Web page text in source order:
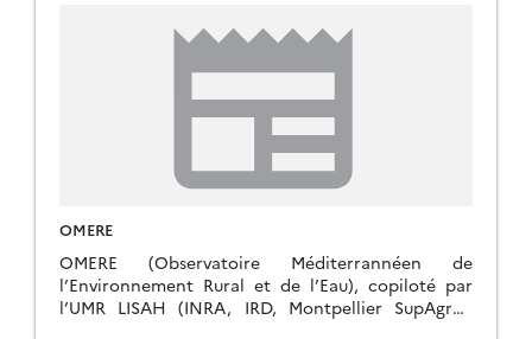
OMERE
OMERE (Observatoire Méditerrannéen de
l’Environnement Rural et de l’Eau), copiloté par
l’UMR LISAH (INRA, IRD, Montpellier SupAgro),